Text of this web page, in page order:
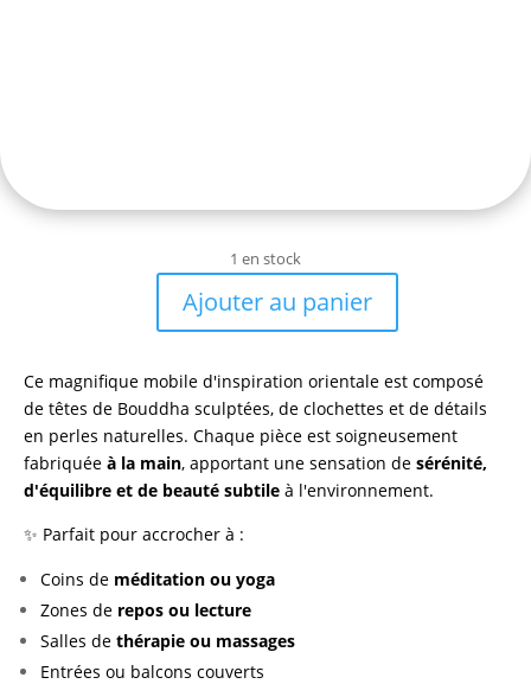
1 en stock
quantité
Móvil
Buda
Sonoro
Decoración
y
Ajouter au panier
Ce magnifique mobile d'inspiration orientale est composé
de têtes de Bouddha sculptées, de clochettes et de détails
en perles naturelles. Chaque pièce est soigneusement
fabriquée à la main, apportant une sensation de sérénité,
d'équilibre et de beauté subtile à l'environnement.
✨ Parfait pour accrocher à :
Coins de méditation ou yoga
Zones de repos ou lecture
Salles de thérapie ou massages
Entrées ou balcons couverts